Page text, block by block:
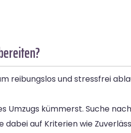
reibungslos und stressfrei
Umzugs kümmerst. Suche
auf Kriterien wie